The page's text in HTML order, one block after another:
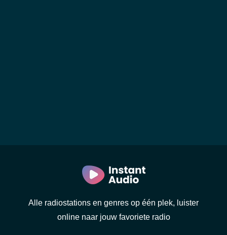
Alle radiostations en genres op één plek, luister
online naar jouw favoriete radio